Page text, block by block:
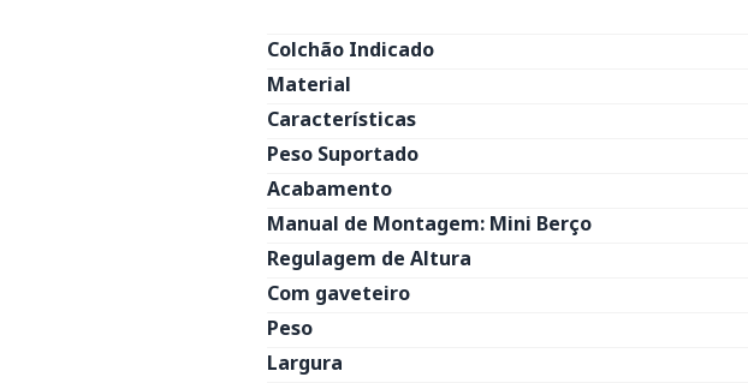
Colchão Indicado
Material
Características
Peso Suportado
Acabamento
Manual de Montagem: Mini Berço
Regulagem de Altura
Com gaveteiro
Peso
Largura